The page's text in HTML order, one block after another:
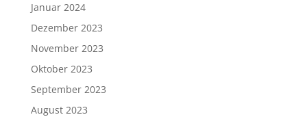
Januar 2024
Dezember 2023
November 2023
Oktober 2023
September 2023
August 2023